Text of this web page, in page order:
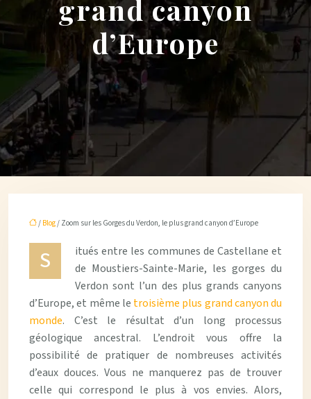
grand canyon
d’Europe
/ Blog/ Zoom sur les Gorges du Verdon, le plus grand canyon d’Europe
S
itués entre les communes de Castellane et
de Moustiers-Sainte-Marie, les gorges du
Verdon sont l’un des plus grands canyons
d’Europe, et même le troisième plus grand canyon du
monde. C’est le résultat d’un long processus
géologique ancestral. L’endroit vous offre la
possibilité de pratiquer de nombreuses activités
d’eaux douces. Vous ne manquerez pas de trouver
celle qui correspond le plus à vos envies. Alors,